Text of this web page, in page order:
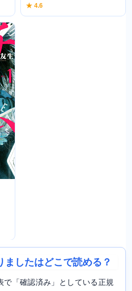
★ 4.6
ましたはどこで読める？
で「確認済み」としている正規